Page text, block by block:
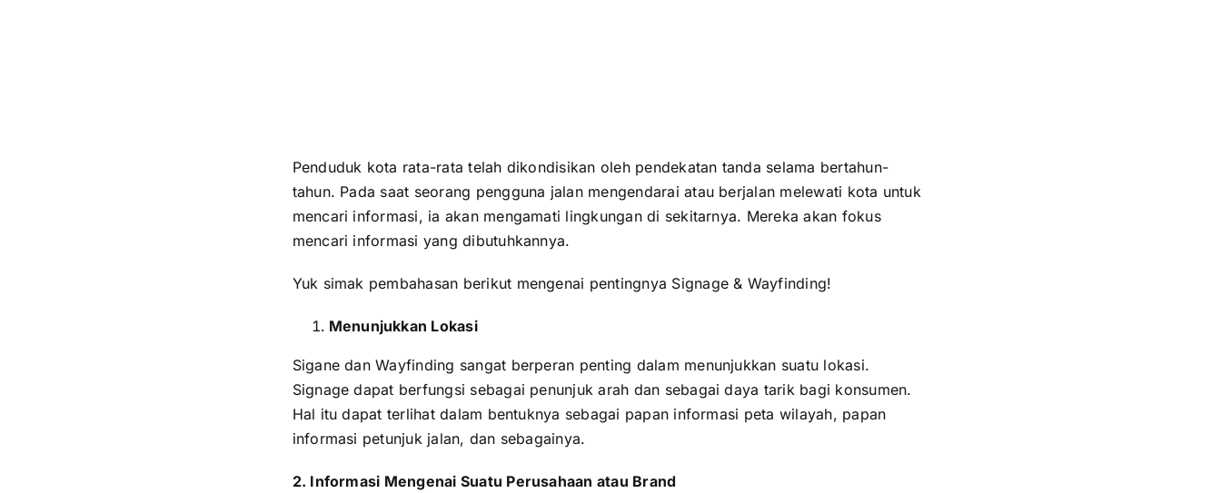
Penduduk kota rata-rata telah dikondisikan oleh pendekatan tanda selama bertahun-
tahun. Pada saat seorang pengguna jalan mengendarai atau berjalan melewati kota untuk
mencari informasi, ia akan mengamati lingkungan di sekitarnya. Mereka akan fokus
mencari informasi yang dibutuhkannya.
Yuk simak pembahasan berikut mengenai pentingnya Signage & Wayfinding!
Menunjukkan Lokasi
Sigane dan Wayfinding sangat berperan penting dalam menunjukkan suatu lokasi.
Signage dapat berfungsi sebagai penunjuk arah dan sebagai daya tarik bagi konsumen.
Hal itu dapat terlihat dalam bentuknya sebagai papan informasi peta wilayah, papan
informasi petunjuk jalan, dan sebagainya.
2. Informasi Mengenai Suatu Perusahaan atau Brand